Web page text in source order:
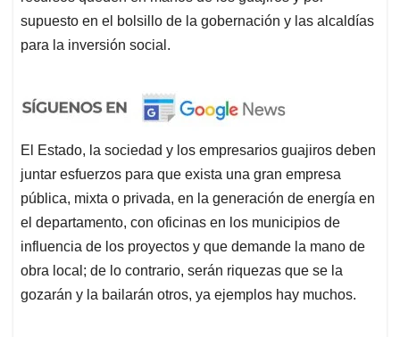
supuesto en el bolsillo de la gobernación y las alcaldías
para la inversión social.
El Estado, la sociedad y los empresarios guajiros deben
juntar esfuerzos para que exista una gran empresa
pública, mixta o privada, en la generación de energía en
el departamento, con oficinas en los municipios de
influencia de los proyectos y que demande la mano de
obra local; de lo contrario, serán riquezas que se la
gozarán y la bailarán otros, ya ejemplos hay muchos.